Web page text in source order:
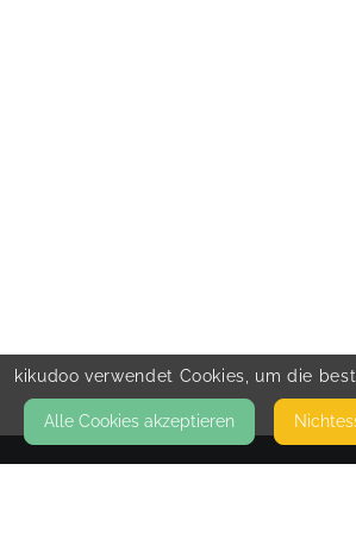
kikudoo verwendet Cookies, um die
Alle Cookies akzeptieren